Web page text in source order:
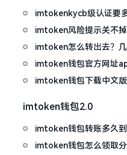
imtokenkycb级认证要
imtoken风险提示关不
imtoken怎么转出去？
imtoken钱包官方网址
imtoken钱包下载中文
imtoken钱包2.0
imtoken钱包转账多久
imtoken钱包怎么领取